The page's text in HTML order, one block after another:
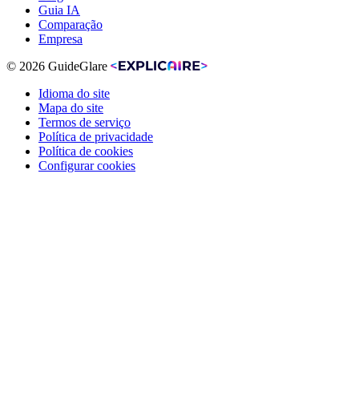
Guia IA
Comparação
Empresa
© 2026 GuideGlare
Idioma do site
Mapa do site
Termos de serviço
Política de privacidade
Política de cookies
Configurar cookies